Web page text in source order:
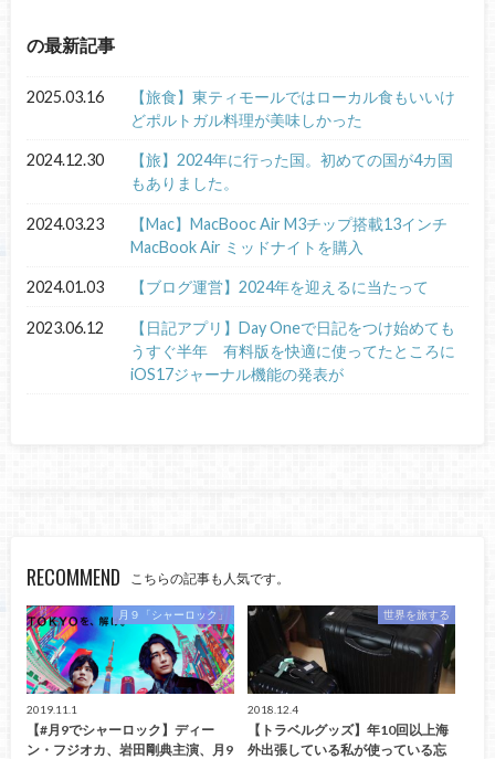
の最新記事
2025.03.16
【旅食】東ティモールではローカル食もいいけ
どポルトガル料理が美味しかった
2024.12.30
【旅】2024年に行った国。初めての国が4カ国
もありました。
2024.03.23
【Mac】MacBooc Air M3チップ搭載13インチ
MacBook Air ミッドナイトを購入
2024.01.03 【ブログ運営】2024年を迎えるに当たって
2023.06.12
【日記アプリ】Day Oneで日記をつけ始めても
うすぐ半年 有料版を快適に使ってたところに
iOS17ジャーナル機能の発表が
RECOMMEND こちらの記事も人気です。
月９「シャーロック」
2019.11.1
【#月9でシャーロック】ディー
ン・フジオカ、岩田剛典主演、月9
世界を旅する
2018.12.4
【トラベルグッズ】年10回以上海
外出張している私が使っている忘